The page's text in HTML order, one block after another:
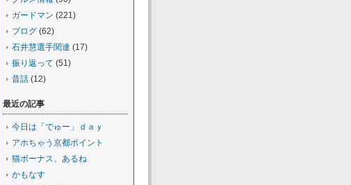
ガードマン (221)
ブログ (62)
石井慧選手関連 (17)
振り返って (51)
昔話 (12)
最近の記事
今日は「でゅー」ｄａｙ
アホちゃう京都ポイント
猫ボーナス、あるね
かもなす